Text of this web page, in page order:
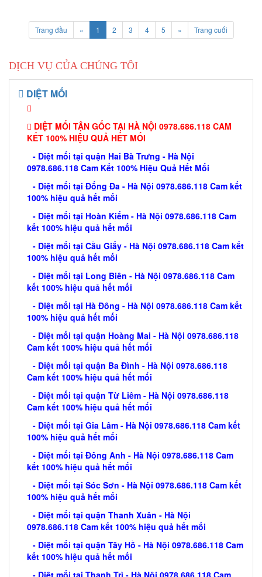
Trang đầu « 1 2 3 4 5 » Trang cuối
DỊCH VỤ CỦA CHÚNG TÔI
DIỆT MỐI
DIỆT MỐI TẬN GỐC TẠI HÀ NỘI 0978.686.118 CAM
KẾT 100% HIỆU QUẢ HẾT MỐI
- Diệt mối tại quận Hai Bà Trưng - Hà Nội
0978.686.118 Cam Kết 100% Hiệu Quả Hết Mối
- Diệt mối tại Đống Đa - Hà Nội 0978.686.118 Cam kết
100% hiệu quả hết mối
- Diệt mối tại Hoàn Kiếm - Hà Nội 0978.686.118 Cam
kết 100% hiệu quả hết mối
- Diệt mối tại Cầu Giấy - Hà Nội 0978.686.118 Cam kết
100% hiệu quả hết mối
- Diệt mối tại Long Biên - Hà Nội 0978.686.118 Cam
kết 100% hiệu quả hết mối
- Diệt mối tại Hà Đông - Hà Nội 0978.686.118 Cam kết
100% hiệu quả hết mối
- Diệt mối tại quận Hoàng Mai - Hà Nội 0978.686.118
Cam kết 100% hiệu quả hết mối
- Diệt mối tại quận Ba Đình - Hà Nội 0978.686.118
Cam kết 100% hiệu quả hết mối
- Diệt mối tại quận Từ Liêm - Hà Nội 0978.686.118
Cam kết 100% hiệu quả hết mối
- Diệt mối tại Gia Lâm - Hà Nội 0978.686.118 Cam kết
100% hiệu quả hết mối
- Diệt mối tại Đông Anh - Hà Nội 0978.686.118 Cam
kết 100% hiệu quả hết mối
- Diệt mối tại Sóc Sơn - Hà Nội 0978.686.118 Cam kết
100% hiệu quả hết mối
- Diệt mối tại quận Thanh Xuân - Hà Nội
0978.686.118 Cam kết 100% hiệu quả hết mối
- Diệt mối tại quận Tây Hồ - Hà Nội 0978.686.118 Cam
kết 100% hiệu quả hết mối
- Diệt mối tại Thanh Trì - Hà Nội 0978.686.118 Cam